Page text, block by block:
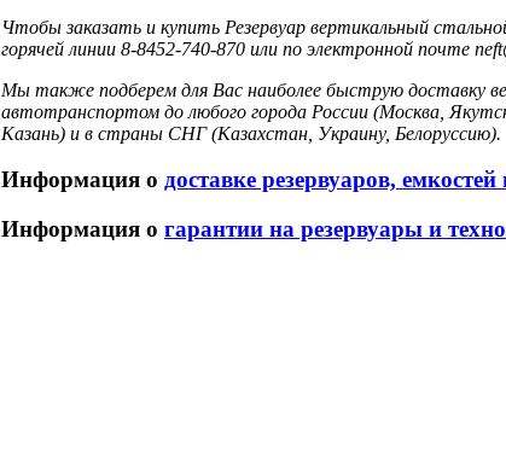
Чтобы заказать и купить Резервуар вертикальный
горячей линии 8-8452-740-870 или по электронной почте
Мы также подберем для Вас наиболее быструю доставку
автотранспортом до любого города России (Москва,
Казань) и в страны СНГ (Казахстан, Украину, Белоруссию).
Информация о доставке резервуаров,
Информация о гарантии на резервуары и